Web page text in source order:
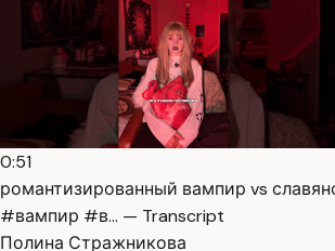
0:51
романтизированный вампир vs
#вампир #в… — Transcript
Полина Стражникова